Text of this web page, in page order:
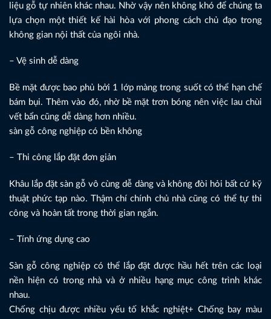
liệu gỗ tự nhiên khác nhau. Nhờ vậy nên không khó để chúng ta
lựa chọn một thiết kế hài hòa với phong cách chủ đạo trong
không gian nội thất của ngôi nhà.
– Vệ sinh dễ dàng
Bề mặt được bao phủ bởi 1 lớp màng trong suốt có thể hạn chế
bám bụi. Thêm vào đó, nhờ bề mặt trơn bóng nên việc lau chùi
vết bẩn cũng dễ dàng hơn nhiều.
sàn gỗ công nghiệp có bền không
– Thi công lắp đặt đơn giản
Khâu lắp đặt sàn gỗ vô cùng dễ dàng và không đòi hỏi bất cứ kỹ
thuật phức tạp nào. Thậm chí chính chủ nhà cũng có thể tự thi
công và hoàn tất trong thời gian ngắn.
– Tính ứng dụng cao
Sàn gỗ công nghiệp có thể lắp đặt được hầu hết trên các loại
nền hiện có trong nhà và ở nhiều hạng mục công trình khác
nhau.
Chống chịu được nhiều yếu tố khắc nghiệt+ Chống bay màu